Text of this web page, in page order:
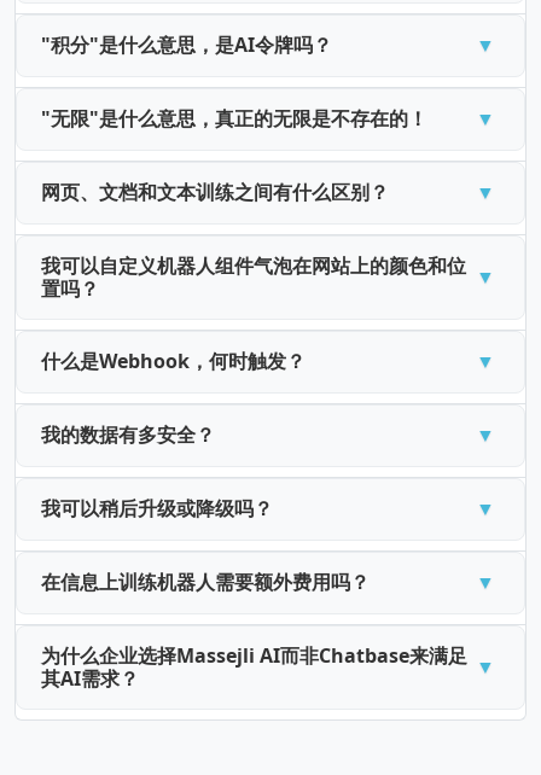
"积分"是什么意思，是AI令牌吗？
"无限"是什么意思，真正的无限是不存在的！
网页、文档和文本训练之间有什么区别？
我可以自定义机器人组件气泡在网站上的颜色和位
置吗？
什么是Webhook，何时触发？
我的数据有多安全？
我可以稍后升级或降级吗？
在信息上训练机器人需要额外费用吗？
为什么企业选择Massejli AI而非Chatbase来满足
其AI需求？